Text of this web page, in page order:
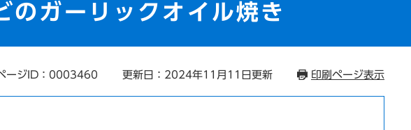
のガーリックオイル焼き
ージID：0003460 更新日：2024年11月11日更新 印刷ページ表示